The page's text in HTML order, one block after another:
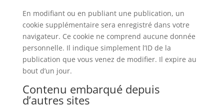
En modifiant ou en publiant une publication, un
cookie supplémentaire sera enregistré dans votre
navigateur. Ce cookie ne comprend aucune donnée
personnelle. Il indique simplement l’ID de la
publication que vous venez de modifier. Il expire au
bout d’un jour.
Contenu embarqué depuis
d’autres sites